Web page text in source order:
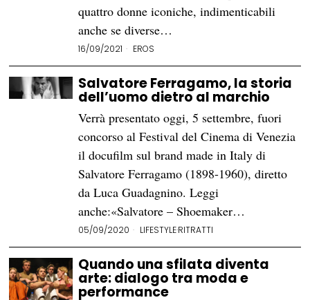
quattro donne iconiche, indimenticabili
anche se diverse…
16/09/2021 EROS
Salvatore Ferragamo, la storia
dell’uomo dietro al marchio
Verrà presentato oggi, 5 settembre, fuori
concorso al Festival del Cinema di Venezia
il docufilm sul brand made in Italy di
Salvatore Ferragamo (1898-1960), diretto
da Luca Guadagnino. Leggi
anche:«Salvatore – Shoemaker…
05/09/2020 LIFESTYLE·RITRATTI
Quando una sfilata diventa
arte: dialogo tra moda e
performance